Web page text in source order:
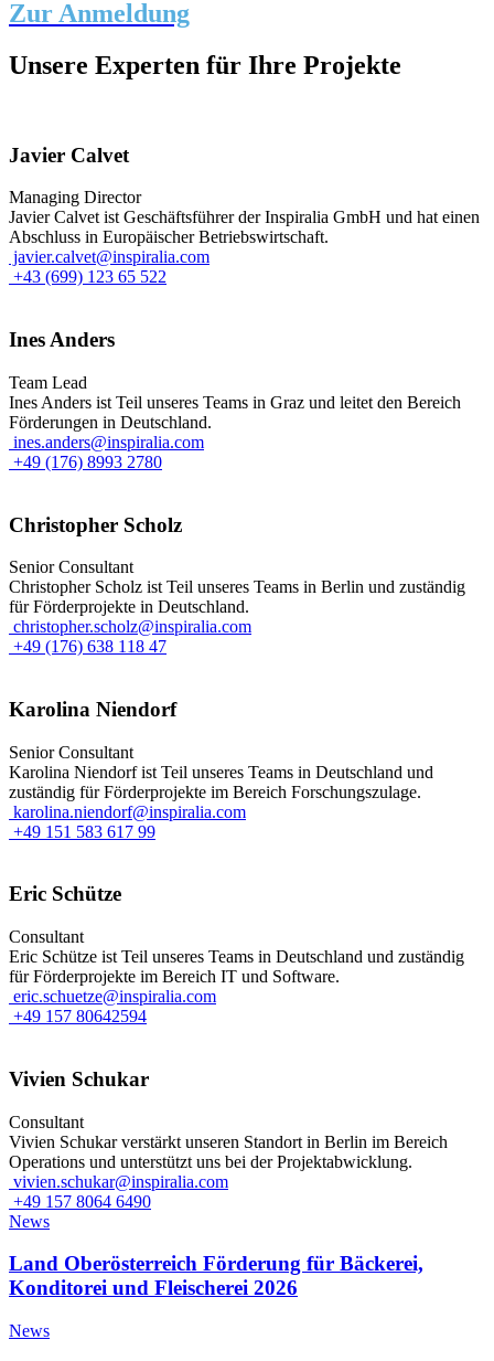
Zur Anmeldung
Unsere Experten für Ihre Projekte
Javier Calvet
Managing Director
Javier Calvet ist Geschäftsführer der Inspiralia GmbH und hat einen
Abschluss in Europäischer Betriebswirtschaft.
javier.calvet@inspiralia.com
+43 (699) 123 65 522
Ines Anders
Team Lead
Ines Anders ist Teil unseres Teams in Graz und leitet den Bereich
Förderungen in Deutschland.
ines.anders@inspiralia.com
+49 (176) 8993 2780
Christopher Scholz
Senior Consultant
Christopher Scholz ist Teil unseres Teams in Berlin und zuständig
für Förderprojekte in Deutschland.
christopher.scholz@inspiralia.com
+49 (176) 638 118 47
Karolina Niendorf
Senior Consultant
Karolina Niendorf ist Teil unseres Teams in Deutschland und
zuständig für Förderprojekte im Bereich Forschungszulage.
karolina.niendorf@inspiralia.com
+49 151 583 617 99
Eric Schütze
Consultant
Eric Schütze ist Teil unseres Teams in Deutschland und zuständig
für Förderprojekte im Bereich IT und Software.
eric.schuetze@inspiralia.com
+49 157 80642594
Vivien Schukar
Consultant
Vivien Schukar verstärkt unseren Standort in Berlin im Bereich
Operations und unterstützt uns bei der Projektabwicklung.
vivien.schukar@inspiralia.com
+49 157 8064 6490
News
Land Oberösterreich Förderung für Bäckerei,
Konditorei und Fleischerei 2026
News